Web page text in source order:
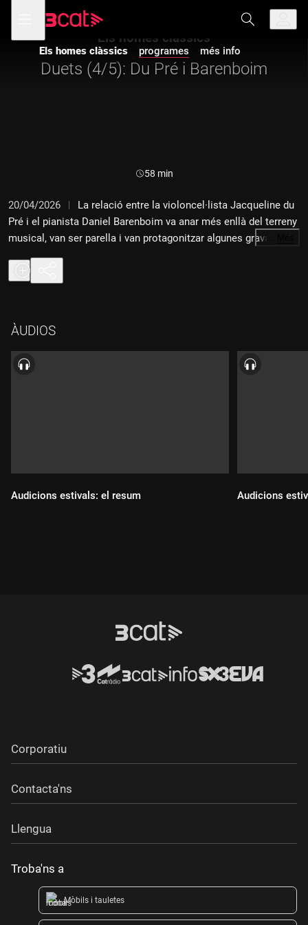
navegació
principal
menú
de
Els homes clàssics programes més info
Els homes clàssics
Duets (4/5): Du Pré i Barenboim
Durada:
58 min
20/04/2026
La relació entre la violoncel·lista Jacqueline du
Pré i el pianista Daniel Barenboim va anar més enllà del terreny
musical, van ser parella i van protagonitzar algunes gravacions
memorables. Malauradament, una malaltia es va endur massa
d'hora la jove violoncel·lista. Els Homes Clàssics t'expliquen la
seva història.
…
ÀUDIOS
Audicions estivals: el resum Audicions
Corporatiu
Contacta'ns
Llengua
Troba'ns a
Mòbils i tauletes